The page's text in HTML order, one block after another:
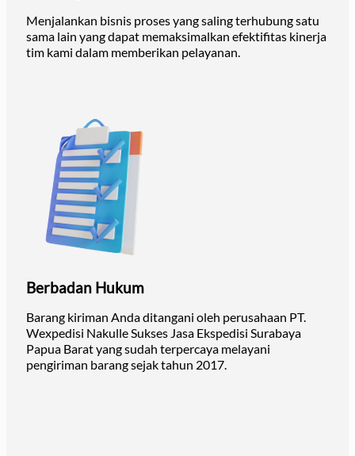
Menjalankan bisnis proses yang saling terhubung satu
sama lain yang dapat memaksimalkan efektifitas kinerja
tim kami dalam memberikan pelayanan.
Berbadan Hukum
Barang kiriman Anda ditangani oleh perusahaan PT.
Wexpedisi Nakulle Sukses Jasa Ekspedisi Surabaya
Papua Barat yang sudah terpercaya melayani
pengiriman barang sejak tahun 2017.